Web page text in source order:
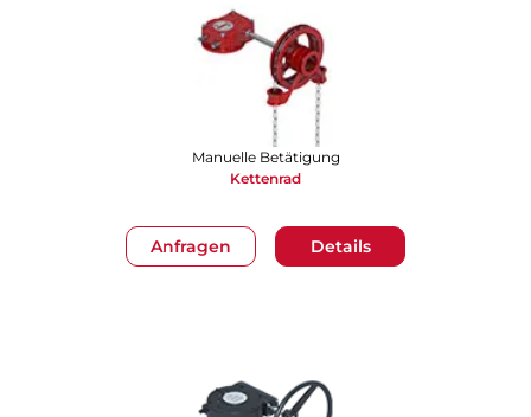
Anfragen Details
Manuelle Betätigung
Kettenrad